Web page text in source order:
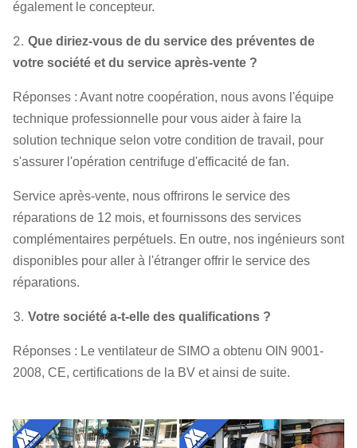
Fan de
ventilateur de
ciment
composants
compensateur de canalisation de
silencieux, d'admission et de débouché,
amortisseur, déclencheur électrique,
isolant de choc, accouplement de
diaphragme, accouplement liquide,
couverture de pluie de moteur, capteur
de température, capteur vibrant,
démarreur mou, inverseur, moteur
électrique spécial, système de
lubrification d'instrument de contrôle du
également le concepteur.
2. Que diriez-vous de du service des préventes de
votre société et du service après-vente ?
Réponses : Avant notre coopération, nous avons l'équipe
technique professionnelle pour vous aider à faire la
solution technique selon votre condition de travail, pour
s'assurer l'opération centrifuge d'efficacité de fan.
Service après-vente, nous offrirons le service des
réparations de 12 mois, et fournissons des services
complémentaires perpétuels. En outre, nos ingénieurs sont
disponibles pour aller à l'étranger offrir le service des
réparations.
3. Votre société a-t-elle des qualifications ?
Réponses : Le ventilateur de SIMO a obtenu OIN 9001-
2008, CE, certifications de la BV et ainsi de suite.